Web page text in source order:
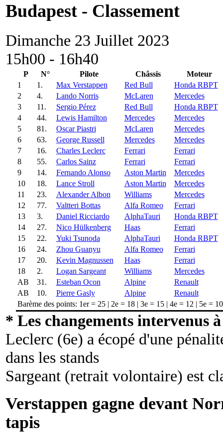
Budapest - Classement
Dimanche 23 Juillet 2023
15h00 - 16h40
P N° Pilote Châssis
Moteur
1
1. Max Verstappen Red Bull
Honda RBPT
2
4. Lando Norris McLaren
Mercedes
3
11. Sergio Pérez Red Bull
Honda RBPT
4
44. Lewis Hamilton Mercedes
Mercedes
5
81. Oscar Piastri McLaren
Mercedes
6
63. George Russell Mercedes
Mercedes
7
16. Charles Leclerc Ferrari
Ferrari
8
55. Carlos Sainz Ferrari
Ferrari
9
14. Fernando Alonso Aston Martin
Mercedes
10
18. Lance Stroll Aston Martin
Mercedes
11
23. Alexander Albon Williams
Mercedes
12
77. Valtteri Bottas Alfa Romeo
Ferrari
13
3. Daniel Ricciardo AlphaTauri
Honda RBPT
14
27. Nico Hülkenberg Haas
Ferrari
15
22. Yuki Tsunoda AlphaTauri
Honda RBPT
16
24. Zhou Guanyu Alfa Romeo
Ferrari
17
20. Kevin Magnussen Haas
Ferrari
18
2. Logan Sargeant Williams
Mercedes
AB
31. Esteban Ocon Alpine
Renault
AB
10. Pierre Gasly Alpine
Renault
Barème des points: 1er = 25 | 2e = 18 | 3e = 15 | 4e = 12 | 5e =
* Les changements intervenus
Leclerc (6e) a écopé d'une
dans les stands
Sargeant (retrait volontaire) est
Verstappen gagne devant
tapis